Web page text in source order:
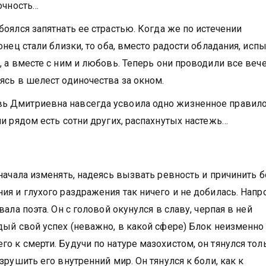
запятнать ее страстью. Когда же по истечении
стали близки, то оба, вместо радости обладания,
вместе с ним и любовь. Теперь они проводили все
в шелест одиночества за окном.
навсегда усвоила одно жизненное
рядом есть сотни других, распахнутых настежь…
изменять, надеясь вызвать ревность и причинить
и глухого раздражения так ничего и не добилась.
поэта. Он с головой окунулся в славу, черпая в ней
свой успех (неважно, в какой сфере) Блок неизменно
к смерти. Будучи по натуре мазохистом, он тянулся
его внутренний мир. Он тянулся к боли, как к